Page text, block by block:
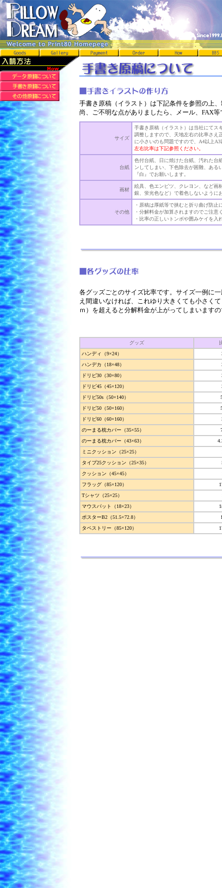
手書き原稿（イラスト）は下記条件を参照の上
尚、ご不明な点がありましたら、メール、FAX
サイズ
手書き原稿（イラスト）は当社にてス
調整しますので、天地左右の比率さ
に小さいのも問題ですので、A4以上
左右比率は下記参照ください。
台紙
色付台紙、日に焼けた台紙、汚れた台
ンしてしまい、下色除去が困難、ある
『白』でお願いします。
画材
絵具、色エンピツ、クレヨン、など画
銀、蛍光色など）で着色しないように
その他
・原稿は厚紙等で挟むと折り曲げ防止
・分解料金が加算されますのでご注意
・比率の正しいトンボや囲みケイを入
各グッズごとのサイズ比率です。サイズ一例に
え間違いなければ、これゆり大きくても小さく
ｍ）を超えると分解料金が上がってしまいます
グッズ
ハンディ（9×24）
ハンデカ（18×48）
ドリピ30（30×80）
ドリピ45（45×120）
ドリピ50s（50×140）
ドリピ50（50×160）
ドリピ60（60×160）
のーまる枕カバー（35×55）
のーまる枕カバー（43×63）
ミニクッション（25×25）
タイプ25クッション（25×35）
クッション（45×45）
フラッグ（85×120）
Tシャツ（25×25）
マウスパット（18×23）
ポスターB2（51.5×72.8）
タペストリー（85×120）